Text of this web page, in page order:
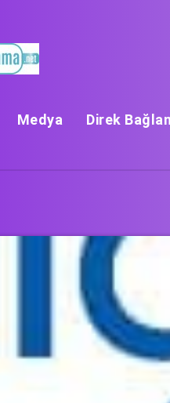
Medya Direk